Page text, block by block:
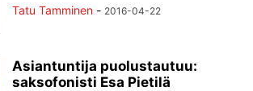
Tatu Tamminen - 2016-04-22
Asiantuntija puolustautuu:
saksofonisti Esa Pietilä